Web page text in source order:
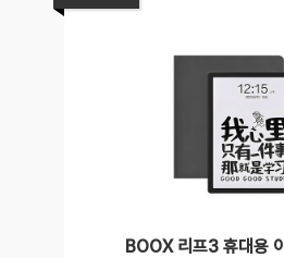
BOOX 리프3 휴대용